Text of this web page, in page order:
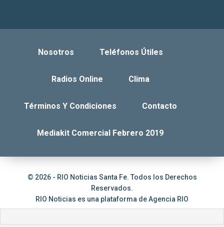
Nosotros Teléfonos Útiles
Radios Online Clima
Términos Y Condiciones Contacto
Mediakit Comercial Febrero 2019
© 2026 - RIO Noticias Santa Fe. Todos los Derechos
Reservados.
RIO Noticias es una plataforma deAgencia RIO